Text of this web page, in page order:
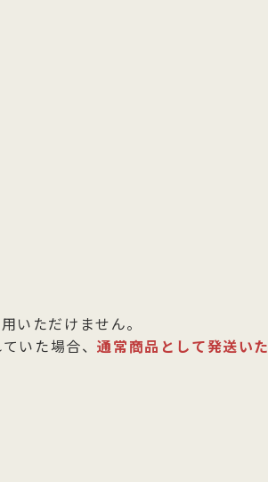
いただけません。
いた場合、通常商品として発送いた